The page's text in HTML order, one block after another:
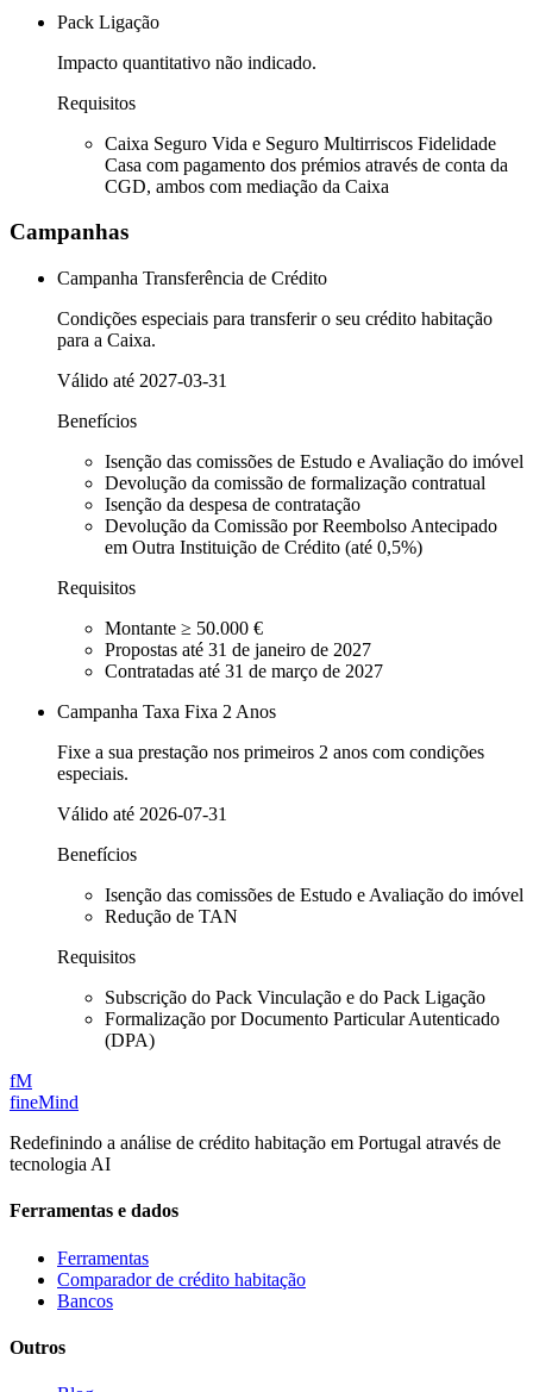
Pack Ligação
Impacto quantitativo não indicado.
Requisitos
Caixa Seguro Vida e Seguro Multirriscos Fidelidade
Casa com pagamento dos prémios através de conta da
CGD, ambos com mediação da Caixa
Campanhas
Campanha Transferência de Crédito
Condições especiais para transferir o seu crédito habitação
para a Caixa.
Válido até 2027-03-31
Benefícios
Isenção das comissões de Estudo e Avaliação do imóvel
Devolução da comissão de formalização contratual
Isenção da despesa de contratação
Devolução da Comissão por Reembolso Antecipado
em Outra Instituição de Crédito (até 0,5%)
Requisitos
Montante ≥ 50.000 €
Propostas até 31 de janeiro de 2027
Contratadas até 31 de março de 2027
Campanha Taxa Fixa 2 Anos
Fixe a sua prestação nos primeiros 2 anos com condições
especiais.
Válido até 2026-07-31
Benefícios
Isenção das comissões de Estudo e Avaliação do imóvel
Redução de TAN
Requisitos
Subscrição do Pack Vinculação e do Pack Ligação
Formalização por Documento Particular Autenticado
(DPA)
fM
fineMind
Redefinindo a análise de crédito habitação em Portugal através de
tecnologia AI
Ferramentas e dados
Ferramentas
Comparador de crédito habitação
Bancos
Outros